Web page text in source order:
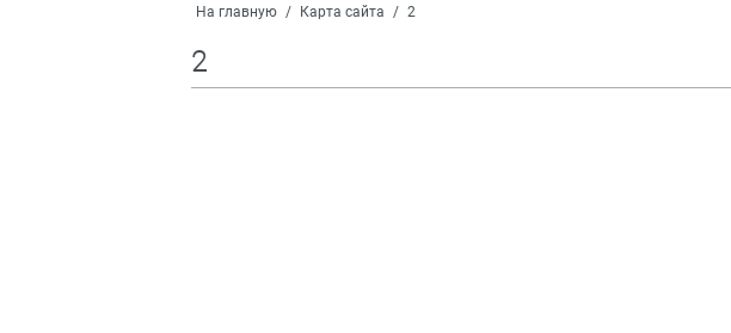
На главную / Карта сайта / 2
2